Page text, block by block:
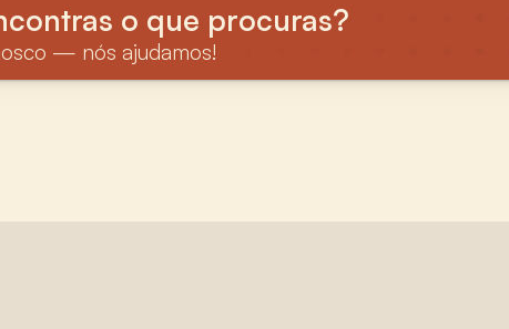
o que procuras?
— nós ajudamos!